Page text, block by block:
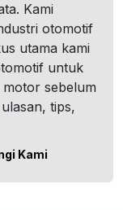
Kami
otomotif
utama kami
untuk
sebelum
tips,
Kami